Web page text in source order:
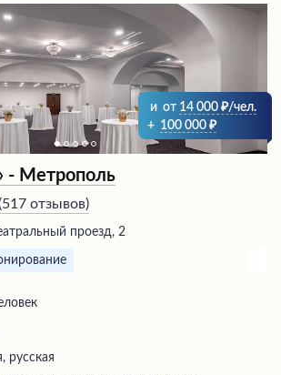
и от 14 000
/чел.
+ 100 000
- Метрополь
517 отзывов)
проезд, 2
русская